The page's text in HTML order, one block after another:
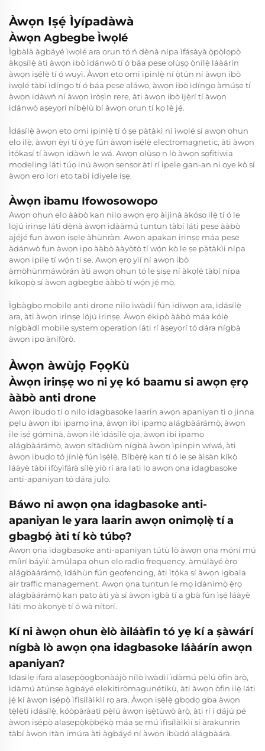
Àwọn Iṣẹ́ Ìyípadàwà
Àwọn Agbegbe Ìwọlé
Ìgbàlà àgbáyé ìwọlé ara orun tó ń dènà nípa ìfásàyà ọ̀pọ̀lọpọ̀
àkọsílẹ̀ àti àwọn ibò ìdánwò tí ó báa pese olùṣọ ònílẹ̀ láàárín
àwọn iṣẹ́lẹ̀ tí ó wuyì. Àwọn eto omi ipinlẹ̀ ní ọ̀tún ní àwọn ibò
ìwọlé tàbí ìdíngo tí ó báa pese aláwo, àwọn ibò ìdíngo àmúṣe tí
àwọn idàwǹ ní àwọn ìròṣìn rere, àti àwọn ibò ìjẹ̀rí tí àwọn
ìdánwò aṣeyọrí níbẹ̀lù bí àwọn orun tí kọ lè jẹ́.
Ìdásílẹ̀ àwọn eto omi ipinlẹ̀ tí ó ṣe pàtàkì ní ìwọlé sí awọn ohun
elo ilẹ̀, àwọn èyí tí ó yẹ fún àwọn iṣẹ́lẹ̀ electromagnetic, àti àwọn
ìtọ́kasí tí àwọn idàwǹ le wá. Awọn olùṣọ n lò àwọn sọfitiwia
modeling láti túọ inú àwọn sensor àti rí ipele gan-an ni oye kò sí
àwọn ero lori eto tabi idiyele iṣẹ.
Àwọn ibamu Ifowosowopo
Awọn ohun elo ààbò kan nilo awọn ẹrọ àìjìnà àkóso ilẹ̀ tí ó le
lojú irinṣẹ láti dènà àwọn ìdààmú tuntun tàbí láti pese ààbò
ajéjé fun àwọn iṣẹlẹ àhùnràn. Awọn apakan irinṣẹ máa pese
àdánwò fun àwọn ipo ààbò ààyòtò tí wọ́n kò le ṣe pàtàkìi nípa
awọn ipilẹ tí wọ́n ti se. Awọn ẹrọ yìí ní awọn ibò
àmòhùnmáwòrán àti awọn ohun tó le ṣiṣẹ ní àkọlé tàbí nípa
kíkọpọ̀ sí àwọn agbegbe ààbò tí wọ́n jẹ́ mọ̀.
Ìgbàgbọ mobile anti drone nilo ìwàdìí fún idiwọn ara, ìdásílẹ̀
ara, àti àwọn irinṣẹ lójú irinṣẹ. Àwọn ékipò ààbò máa kólẹ̀
nígbàdí mobile system operation láti rí àṣeyọrí tó dára nígbà
àwọn ipo ànífòrò.
Àwọn àwùjọ FọọKù
Àwọn irinṣẹ wo ni yẹ kó baamu si awọn ẹrọ
ààbò anti drone
Awọn ibudo ti o nilo idagbasoke laarin awọn apaniyan ti o jinna
pẹlu àwọn ibi ipamọ ina, àwọn ibi ipamọ alágbàárámọ̀, àwọn
ile iṣẹ́ gómìnà, àwọn ilé ìdásílẹ̀ ọja, àwọn ibi ipamọ
alágbàárámọ̀, àwọn sítàdìùm nígbà àwọn ìpinpin wíwá, àti
àwọn ibudo tó jínlẹ̀ fún ìṣẹ́lẹ̀. Bíbẹ̀rẹ̀ kan tí ó le ṣe àìsàn kíkọ̀
láàyè tàbí ìfòyìfárà sílẹ̀ yíò rí ara lati lo awọn ọna idagbasoke
anti-apaniyan tó dára julọ.
Báwo ni awọn ọna idagbasoke anti-
apaniyan le yara laarin awọn onimọlẹ̀ tí a
gbagbọ́ àti tí kò túbọ?
Awọn ọna idagbasoke anti-apaniyan tútù lò àwọn ọna mọ́ní mú
míìrí báyìí: àmúlapa ohun elo radio frequency, àmúlàyé ẹ̀rọ
alágbàárámọ̀, ìdáhùn fún geofencing, àti ìtọ́ka sí àwọn igbala
air traffic management. Awọn ọna tuntun le mọ ìdánimọ̀ ẹ̀rọ
alágbàárámọ̀ kan pato àti yà sí àwọn ìgbà tí a gbà fún ìṣẹ́ láàyè
láti mọ àkọnyẹ̀ tí ó wà nítorí.
Kí ni àwọn ohun èlò àiláàfin tó yẹ kí a ṣàwárí
nígbà lò awọn ọna idagbasoke láàárín awọn
apaniyan?
Idasilẹ ifara alaṣẹpọ̀ọgbọnàájò nílò ìwàdìí ìdàmú pẹ̀lú òfin àrọ̀,
ìdàmú àtúnse àgbáyé elekitiròmagunétikù, àti àwọn òfin ilẹ̀ láti
jẹ́ kí àwọn iṣẹ́pọ̀ ìfìsílàìkìí rọ ara. Àwọn iṣẹ̀lẹ̀ gbọdọ gba àwọn
tẹ̀lẹ̀tí idásílẹ̀, kóòpàràatì pẹ̀lú àwọn iṣẹ̀tùwò àrọ̀, àti rí i dájú pé
àwọn iṣẹ́pọ̀ alaṣẹpọ̀kọ̀bẹ́kọ̀ máa ṣe mú ìfìsílàìkìí sí àrakunrin
tàbí àwọn itàn imúra àti àgbáyé ní àwọn ibùdó alágbàárà.